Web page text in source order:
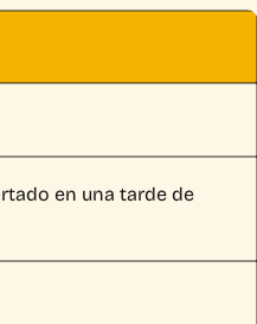
en una tarde de